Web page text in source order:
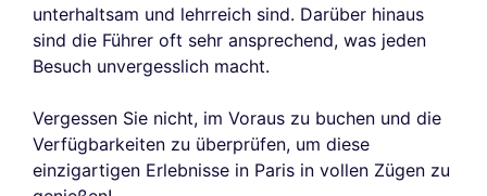
unterhaltsam und lehrreich sind. Darüber hinaus
sind die Führer oft sehr ansprechend, was jeden
Besuch unvergesslich macht.
Vergessen Sie nicht, im Voraus zu buchen und die
Verfügbarkeiten zu überprüfen, um diese
einzigartigen Erlebnisse in Paris in vollen Zügen zu